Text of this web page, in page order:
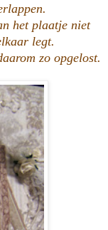
het plaatje niet
legt.
zo opgelost.